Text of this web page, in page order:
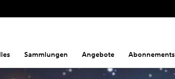
Sammlungen Angebote Abonnements